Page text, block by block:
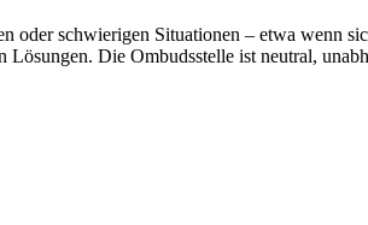
schwierigen Situationen – etwa wenn
Die Ombudsstelle ist neutral,